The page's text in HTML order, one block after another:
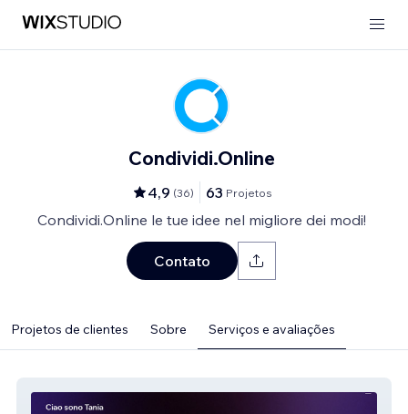
Condividi.Online
4,9 (36) 63 Projetos
Condividi.Online le tue idee nel migliore dei modi!
Contato
Projetos de clientes Sobre Serviços e avaliações